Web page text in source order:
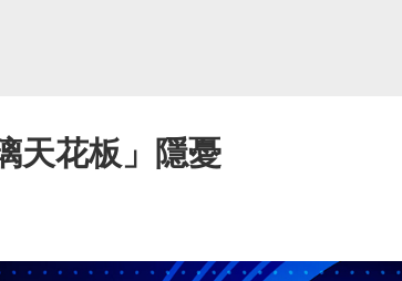
天花板」隱憂